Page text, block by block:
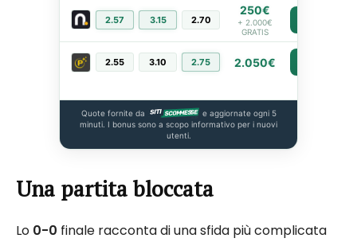
2.57 3.15 2.70
250€
+ 2.000€
GRATIS
2.55 3.10 2.75 2.050€
Quote fornite da
e aggiornate ogni 5
minuti. I bonus sono a scopo informativo per i nuovi
utenti.
Una partita bloccata
Lo 0-0 finale racconta di una sfida più complicata